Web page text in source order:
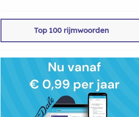
Top 100 rijmwoorden